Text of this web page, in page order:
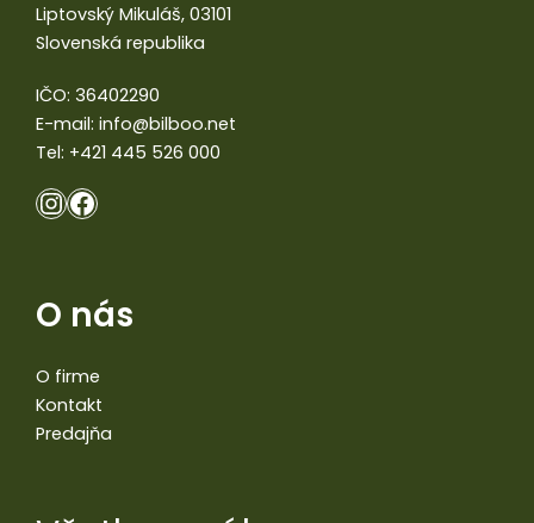
Liptovský Mikuláš, 03101
Slovenská republika
IČO: 36402290
E-mail: info@bilboo.net
Tel: +421 445 526 000
O nás
O firme
Kontakt
Predajňa